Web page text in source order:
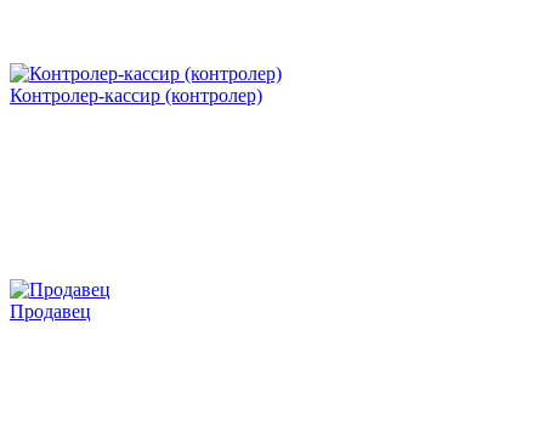
Контролер-кассир (контролер)
Продавец